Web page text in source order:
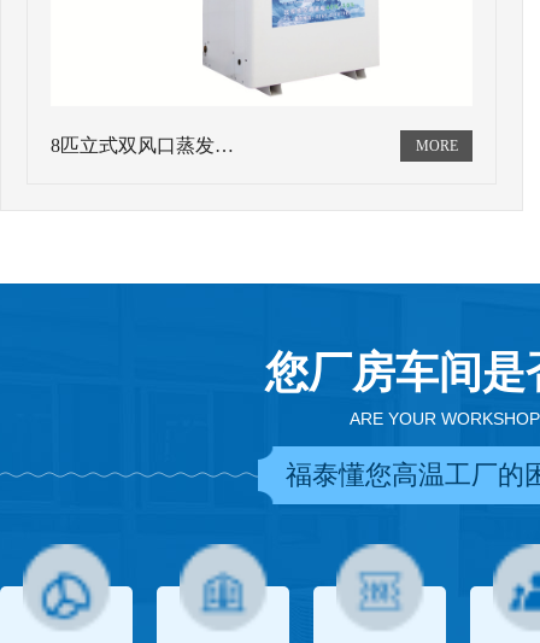
8匹立式双风口蒸发…
您厂房车间
ARE YOUR
福泰懂您高温工厂的